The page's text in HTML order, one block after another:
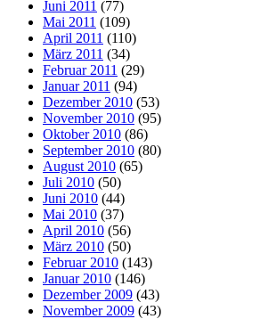
Juni 2011 (77)
Mai 2011 (109)
April 2011 (110)
März 2011 (34)
Februar 2011 (29)
Januar 2011 (94)
Dezember 2010 (53)
November 2010 (95)
Oktober 2010 (86)
September 2010 (80)
August 2010 (65)
Juli 2010 (50)
Juni 2010 (44)
Mai 2010 (37)
April 2010 (56)
März 2010 (50)
Februar 2010 (143)
Januar 2010 (146)
Dezember 2009 (43)
November 2009 (43)